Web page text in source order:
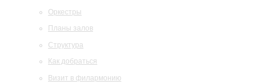
Оркестры
Планы залов
Структура
Как добраться
Визит в филармонию